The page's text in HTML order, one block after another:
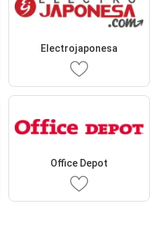
Electrojaponesa
Office Depot